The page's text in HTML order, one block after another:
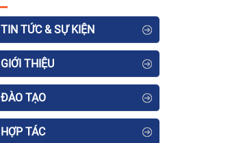
TIN TỨC & SỰ KIỆN
GIỚI THIỆU
ĐÀO TẠO
HỢP TÁC